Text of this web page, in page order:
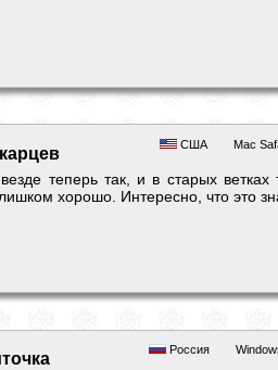
Mac
США
теперь так, и в старых
хорошо. Интересно, что это
Россия